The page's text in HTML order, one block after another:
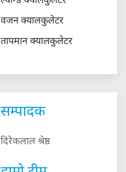
वजन क्यालकुलेटर
तापमान क्यालकुलेटर
सम्पादक
दिरेकलाल श्रेष्ठ